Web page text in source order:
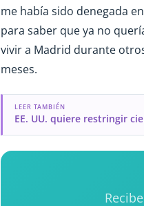
me había sido denegada
para saber que ya no
vivir a Madrid durante
meses.
LEER TAMBIÉN
EE. UU. quiere restringir